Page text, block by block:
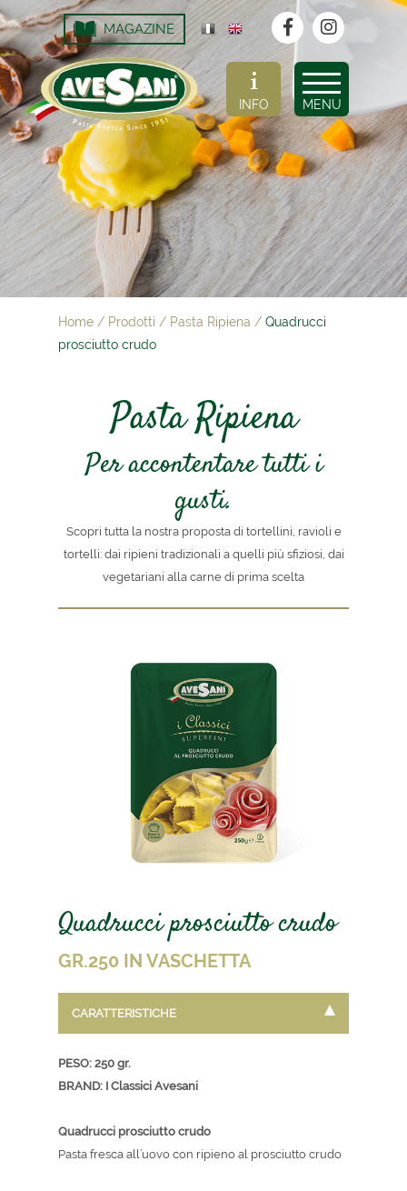
MENU
INFO
MAGAZINE
Home / Prodotti / Pasta Ripiena / Quadrucci
prosciutto crudo
Pasta Ripiena
Per accontentare tutti i
gusti.
Scopri tutta la nostra proposta di tortellini, ravioli e
tortelli: dai ripieni tradizionali a quelli più sfiziosi, dai
vegetariani alla carne di prima scelta
Quadrucci prosciutto crudo
GR.250 IN VASCHETTA
CARATTERISTICHE
PESO: 250 gr.
BRAND: I Classici Avesani
Quadrucci prosciutto crudo
Pasta fresca all’uovo con ripieno al prosciutto crudo